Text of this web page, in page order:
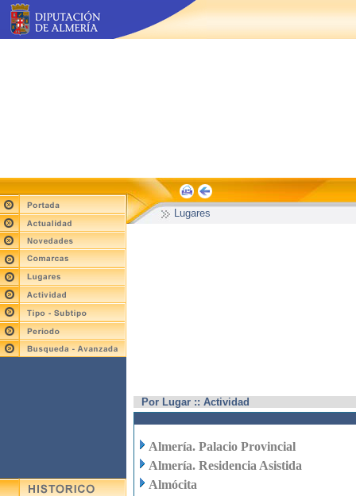
Lugares
Por Lugar :: Actividad
Almería. Palacio Provincial
Almería. Residencia Asistida
Almócita